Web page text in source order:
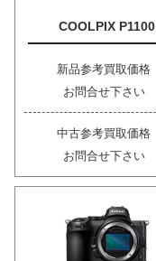
COOLPIX P1100
新品参考買取価格
お問合せ下さい
中古参考買取価格
お問合せ下さい